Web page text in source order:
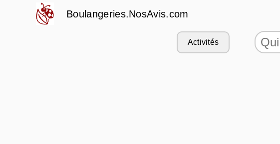
Boulangeries.NosAvis.com
Activités